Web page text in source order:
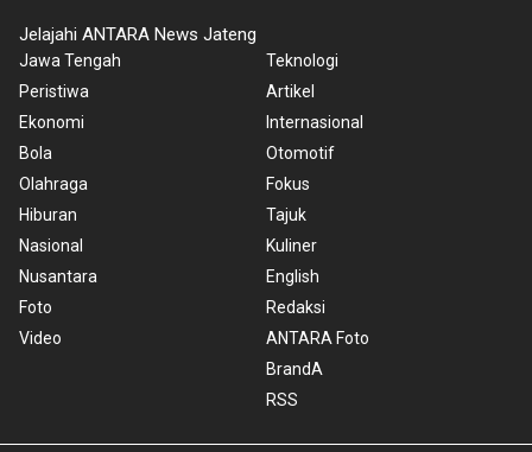
Jelajahi ANTARA News Jateng
Jawa Tengah
Peristiwa
Ekonomi
Bola
Olahraga
Hiburan
Nasional
Nusantara
Foto
Video
Teknologi
Artikel
Internasional
Otomotif
Fokus
Tajuk
Kuliner
English
Redaksi
ANTARA Foto
BrandA
RSS